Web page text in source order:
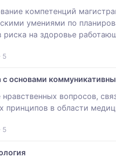
компетенций
умениями по
риска на здоровье
5
с основами
нравственных вопросов,
принципов в области
5